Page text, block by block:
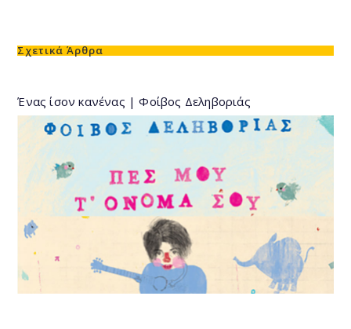
Σχετικά Άρθρα
Ένας ίσον κανένας | Φοίβος Δεληβοριάς